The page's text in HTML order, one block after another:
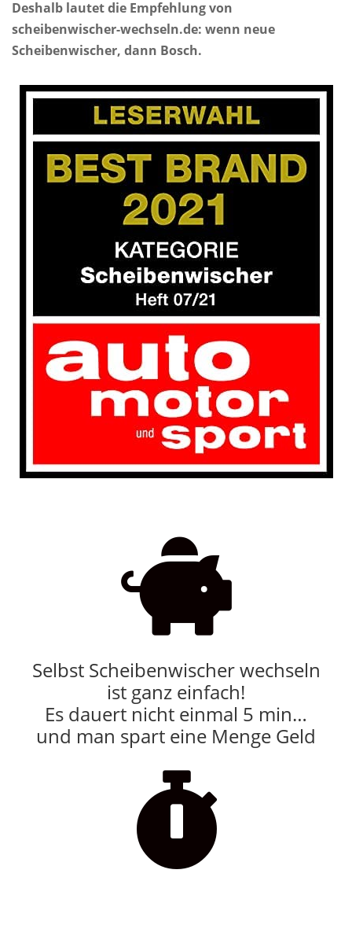
Deshalb lautet die Empfehlung von
scheibenwischer-wechseln.de: wenn neue
Scheibenwischer, dann Bosch.

Selbst Scheibenwischer wechseln
ist ganz einfach!
Es dauert nicht einmal 5 min…
und man spart eine Menge Geld
